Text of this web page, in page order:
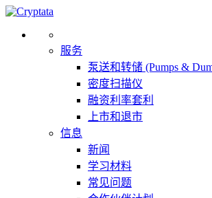
服务
泵送和转储 (Pumps &
密度扫描仪
融资利率套利
上市和退市
信息
新闻
学习材料
常见问题